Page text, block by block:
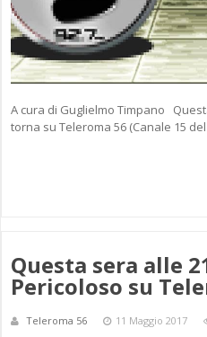
A cura di Guglielmo Timpano
torna su Teleroma 56 (Canale 15 del
Questa sera alle
Pericoloso su
Teleroma 56 11 Maggio 2017